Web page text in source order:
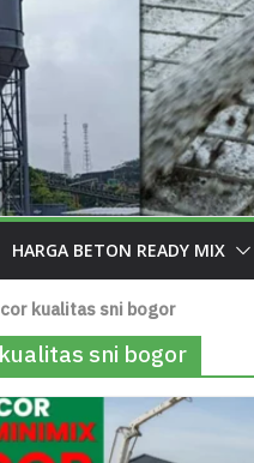
HARGA BETON READY MIX
kualitas sni bogor
sni bogor